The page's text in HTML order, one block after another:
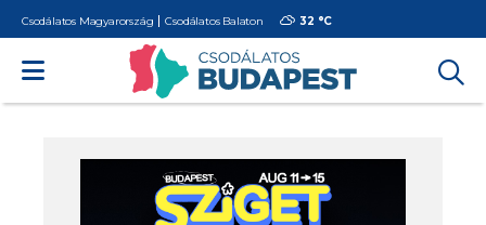
Csodálatos Magyarország Csodálatos Balaton 32 °C